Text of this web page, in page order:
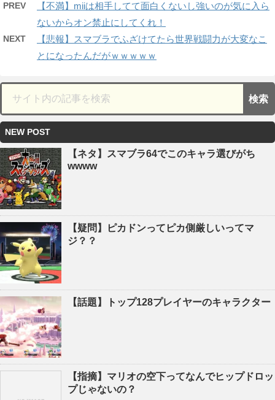
PREV
【不満】miiは相手してて面白くないし強いのが気に入ら
ないからオン禁止にしてくれ！
NEXT
【悲報】スマブラでふざけてたら世界戦闘力が大変なこ
とになったんだがｗｗｗｗｗ
NEW POST
【ネタ】スマブラ64でこのキャラ選びがち
wwww
【疑問】ピカドンってピカ側厳しいってマ
ジ？？
【話題】トップ128プレイヤーのキャラクター
【指摘】マリオの空下ってなんでヒップドロッ
プじゃないの？